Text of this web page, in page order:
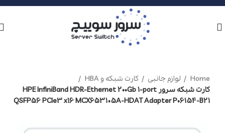
Home لوازم جانبی
کارت شبکه و HBA
کارت شبکه سرور HPE InfiniBand HDR-Ethernet 200Gb 1-port
QSFP56 PCIe3 x16 MCX653105A-HDAT Adapter P06154-B21